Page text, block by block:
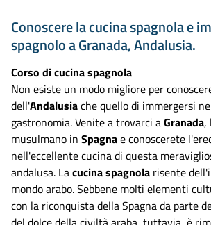
Conoscere la cucina spagnola e
spagnolo a Granada, Andalusia.
Corso di cucina spagnola
Non esiste un modo migliore per
dell'Andalusiache quello di immergersi
gastronomia. Venite a trovarci aGranada,
musulmano in Spagnae conoscerete
nell'eccellente cucina di questa
andalusa. Lacucina spagnola risente
mondo arabo. Sebbene molti elementi
con la riconquista della Spagna da parte